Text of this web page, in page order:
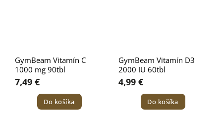
GymBeam Vitamín C
1000 mg 90tbl
7,49 €
Do košíka
GymBeam Vitamín D3
2000 IU 60tbl
4,99 €
Do košíka